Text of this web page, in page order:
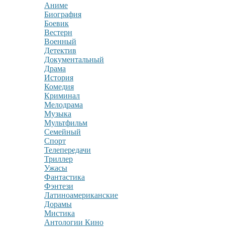
Аниме
Биография
Боевик
Вестерн
Военный
Детектив
Документальный
Драма
История
Комедия
Криминал
Мелодрама
Музыка
Мультфильм
Семейный
Спорт
Телепередачи
Триллер
Ужасы
Фантастика
Фэнтези
Латиноамериканские
Дорамы
Мистика
Антологии Кино